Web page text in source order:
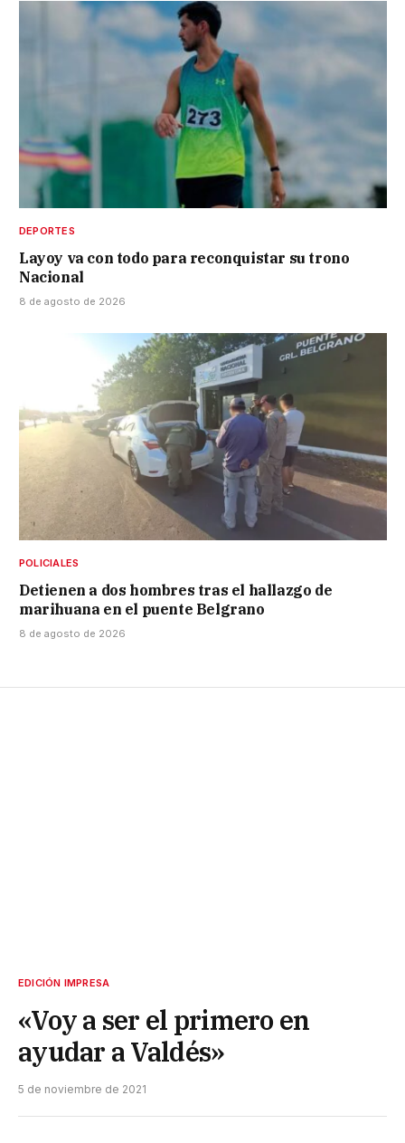
DEPORTES
Layoy va con todo para reconquistar su trono
Nacional
8 de agosto de 2026
POLICIALES
Detienen a dos hombres tras el hallazgo de
marihuana en el puente Belgrano
8 de agosto de 2026
EDICIÓN IMPRESA
«Voy a ser el primero en
ayudar a Valdés»
5 de noviembre de 2021